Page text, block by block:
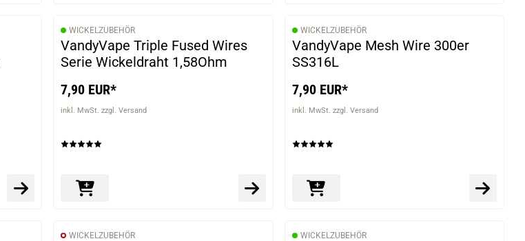
WICKELZUBEHÖR
VandyVape Triple Fused Wires
Serie Wickeldraht 1,58Ohm
7,90 EUR*
inkl. MwSt. zzgl. Versand
WICKELZUBEHÖR
VandyVape Mesh Wire 300er
SS316L
7,90 EUR*
inkl. MwSt. zzgl. Versand
WICKELZUBEHÖR WICKELZUBEHÖR